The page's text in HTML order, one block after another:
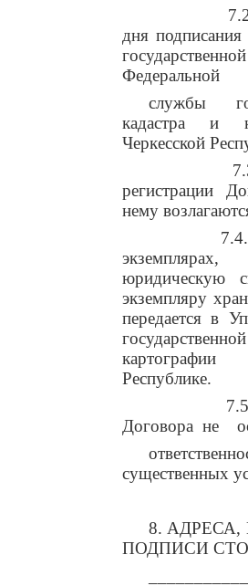
7.2.
дня
Федеральной
службы
кадастра и
Черкесской
7.3.
регистрации
нему
7.4.
юридическую
экземпляру
передается в
картографии
7.5.
Договора не
8.
ПОДПИСИ